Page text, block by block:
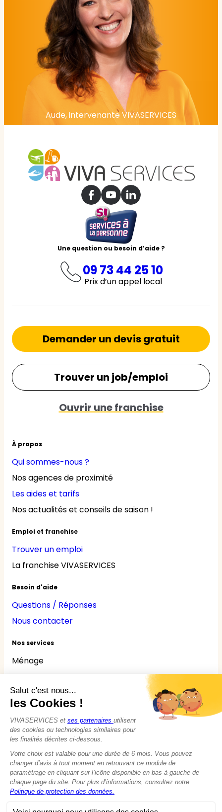
Aude, intervenante VIVASERVICES
Une question ou besoin d’aide ?
09 73 44 25 10
Prix d’un appel local
À propos
Qui sommes-nous ?
Nos agences de proximité
Les aides et tarifs
Nos actualités et conseils de saison !
Emploi et franchise
Trouver un emploi
La franchise VIVASERVICES
Besoin d'aide
Questions / Réponses
Nous contacter
Nos services
Ménage
Jardinage
Bricolage
Nounou
Seniors
Handicaps
Demander un devis gratuit
Trouver un job/emploi
Ouvrir une franchise
© 2015 - 2026VIVASERVICES
Modifier vos préférences en matière de cookies